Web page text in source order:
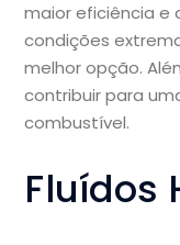
maior eficiência e
condições
melhor opção.
contribuir para
combustível.
Fluídos